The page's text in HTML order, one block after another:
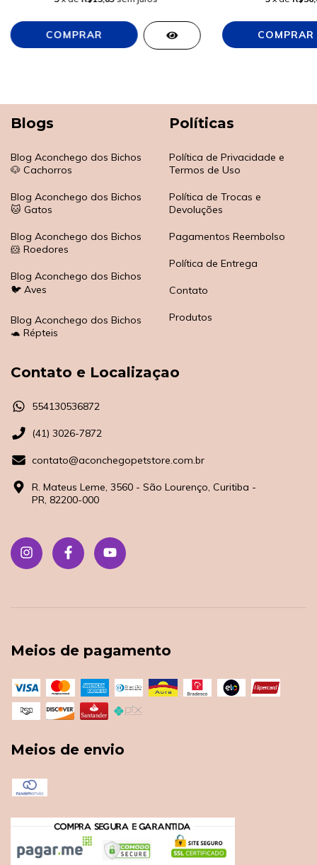
Blogs
Blog Aconchego dos Bichos
🐶 Cachorros
Blog Aconchego dos Bichos
🐱 Gatos
Blog Aconchego dos Bichos
🐹 Roedores
Blog Aconchego dos Bichos
🐦 Aves
Blog Aconchego dos Bichos
🐢 Répteis
Políticas
Política de Privacidade e
Termos de Uso
Política de Trocas e
Devoluções
Pagamentos Reembolso
Política de Entrega
Contato
Produtos
Contato e Localizaçao
554130536872
(41) 3026-7872
contato@aconchegopetstore.com.br
R. Mateus Leme, 3560 - São Lourenço, Curitiba -
PR, 82200-000
Meios de pagamento
Meios de envio